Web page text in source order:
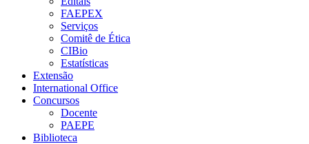
FAEPEX
Serviços
Comitê de Ética
CIBio
Estatísticas
Extensão
International Office
Concursos
Docente
PAEPE
Biblioteca